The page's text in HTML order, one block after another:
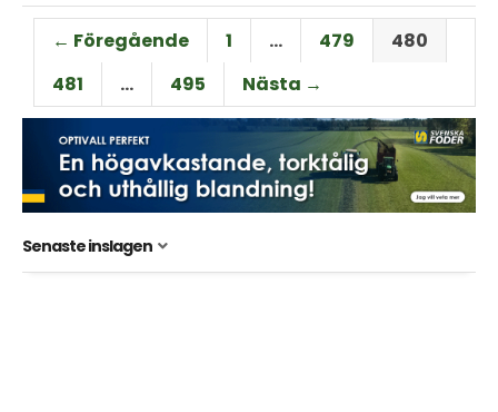
← Föregående 1 … 479
480
481
… 495 Nästa →
Senaste inslagen